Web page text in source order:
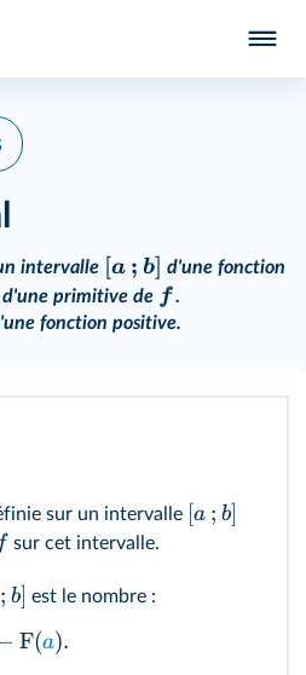
intervalle [a ; b] d'une fonction
primitive de f.
fonction positive.
sur un intervalle [a ; b]
f sur cet intervalle.
; b] est le nombre :
F(a).